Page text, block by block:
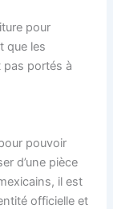
pour
que les
pas portés à
pouvoir
d’une pièce
il est
officielle et